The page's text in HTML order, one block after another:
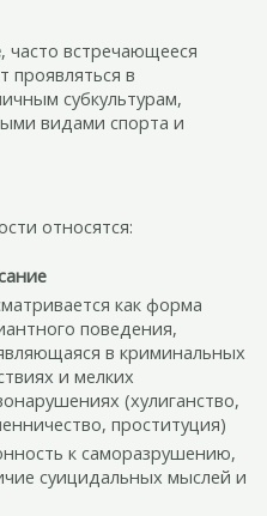
, часто встречающееся
в
субкультурам,
видами спорта и
относятся:
как форма
поведения,
в криминальных
и мелких
(хулиганство,
проституция)
к саморазрушению,
суицидальных мыслей и